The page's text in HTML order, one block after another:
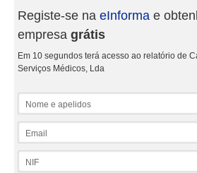
Registe-se na eInforma e
empresa grátis
Em 10 segundos terá acesso ao relatório de
Serviços Médicos, Lda